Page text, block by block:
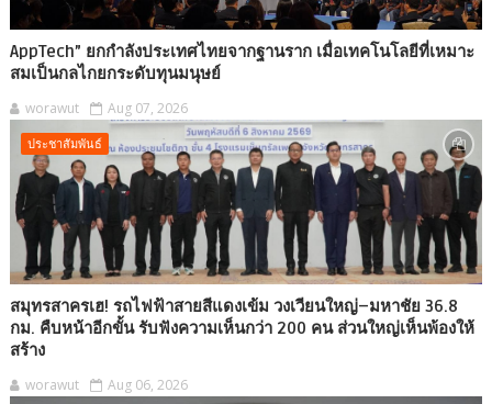
AppTech”​ ยกกำลังประเทศไทยจากฐานราก เมื่อเทคโนโลยีที่เหมาะ
สมเป็นกลไกยกระดับทุนมนุษย์
worawut Aug 07, 2026
ประชาสัมพันธ์
สมุทรสาครเฮ! รถไฟฟ้าสายสีแดงเข้ม วงเวียนใหญ่–มหาชัย 36.8
กม. คืบหน้าอีกขั้น รับฟังความเห็นกว่า 200 คน ส่วนใหญ่เห็นพ้องให้
สร้าง
worawut Aug 06, 2026